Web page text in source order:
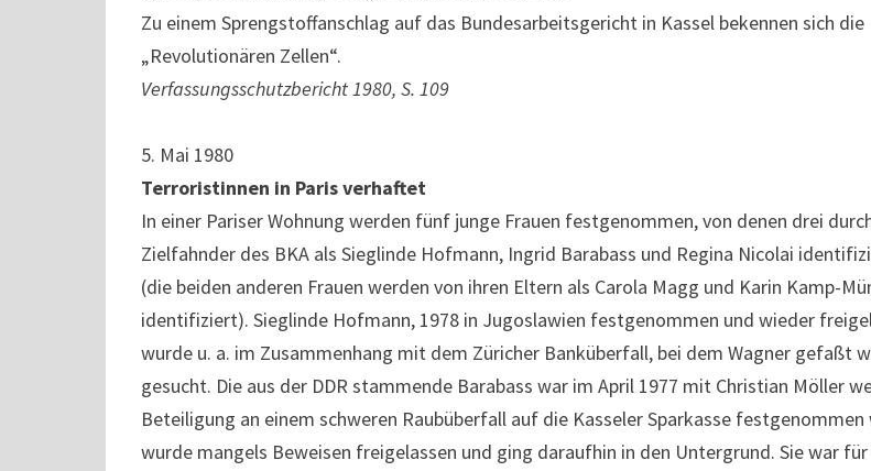
Zu einem Sprengstoffanschlag auf das Bundesarbeitsgericht in Kassel bekennen sich die
„Revolutionären Zellen“.
Verfassungsschutzbericht 1980, S. 109
5. Mai 1980
Terroristinnen in Paris verhaftet
In einer Pariser Wohnung werden fünf junge Frauen festgenommen, von denen drei
Zielfahnder des BKA als Sieglinde Hofmann, Ingrid Barabass und Regina Nicolai
(die beiden anderen Frauen werden von ihren Eltern als Carola Magg und Karin Kamp-
identifiziert). Sieglinde Hofmann, 1978 in Jugoslawien festgenommen und wieder
wurde u. a. im Zusammenhang mit dem Züricher Banküberfall, bei dem Wagner gefaßt
gesucht. Die aus der DDR stammende Barabass war im April 1977 mit Christian Möller
Beteiligung an einem schweren Raubüberfall auf die Kasseler Sparkasse
wurde mangels Beweisen freigelassen und ging daraufhin in den Untergrund. Sie war